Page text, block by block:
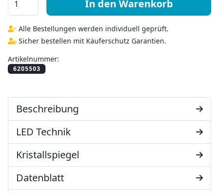
In den Warenkorb
Alle Bestellungen werden individuell geprüft.
Sicher bestellen mit Käuferschutz Garantien.
Artikelnummer:
Beschreibung
LED Technik
Kristallspiegel
Datenblatt